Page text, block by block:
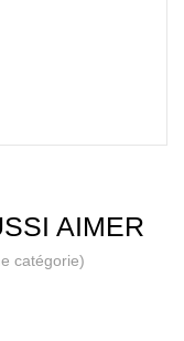
AIMER
catégorie)